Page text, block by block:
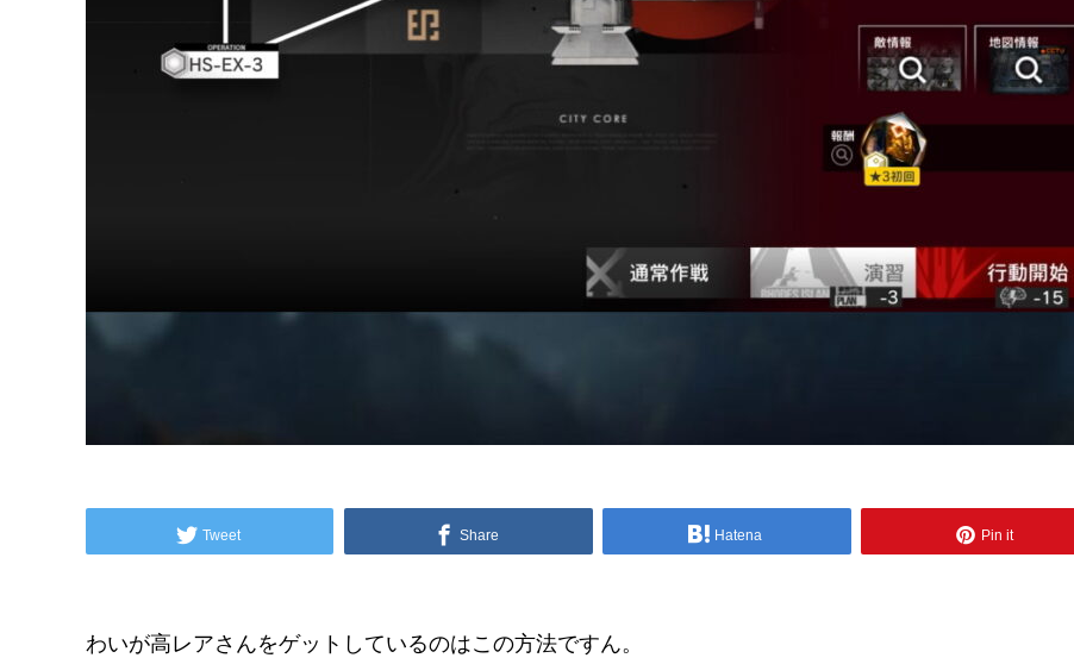
Tweet Share Hatena Pin it
わいが高レアさんをゲットしているのはこの方法ですん。